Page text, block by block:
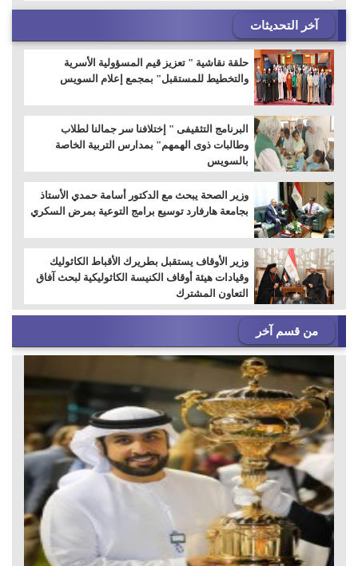
آخر التحديثات
حلقة نقاشية " تعزيز قيم المسؤولية الأسرية
والتخطيط للمستقبل" بمجمع إعلام السويس
البرنامج التثقيفى " إختلافنا سر جمالنا لطلاب
وطالبات ذوى الهمهم" بمدارس التربية الخاصة
بالسويس
وزير الصحة يبحث مع الدكتور أسامة حمدي الأستاذ
بجامعة هارفارد توسيع برامج التوعية بمرض السكري
وزير الأوقاف يستقبل بطريرك الأقباط الكاثوليك
وقيادات هيئة أوقاف الكنيسة الكاثوليكية لبحث آفاق
التعاون المشترك
من قسم آخر